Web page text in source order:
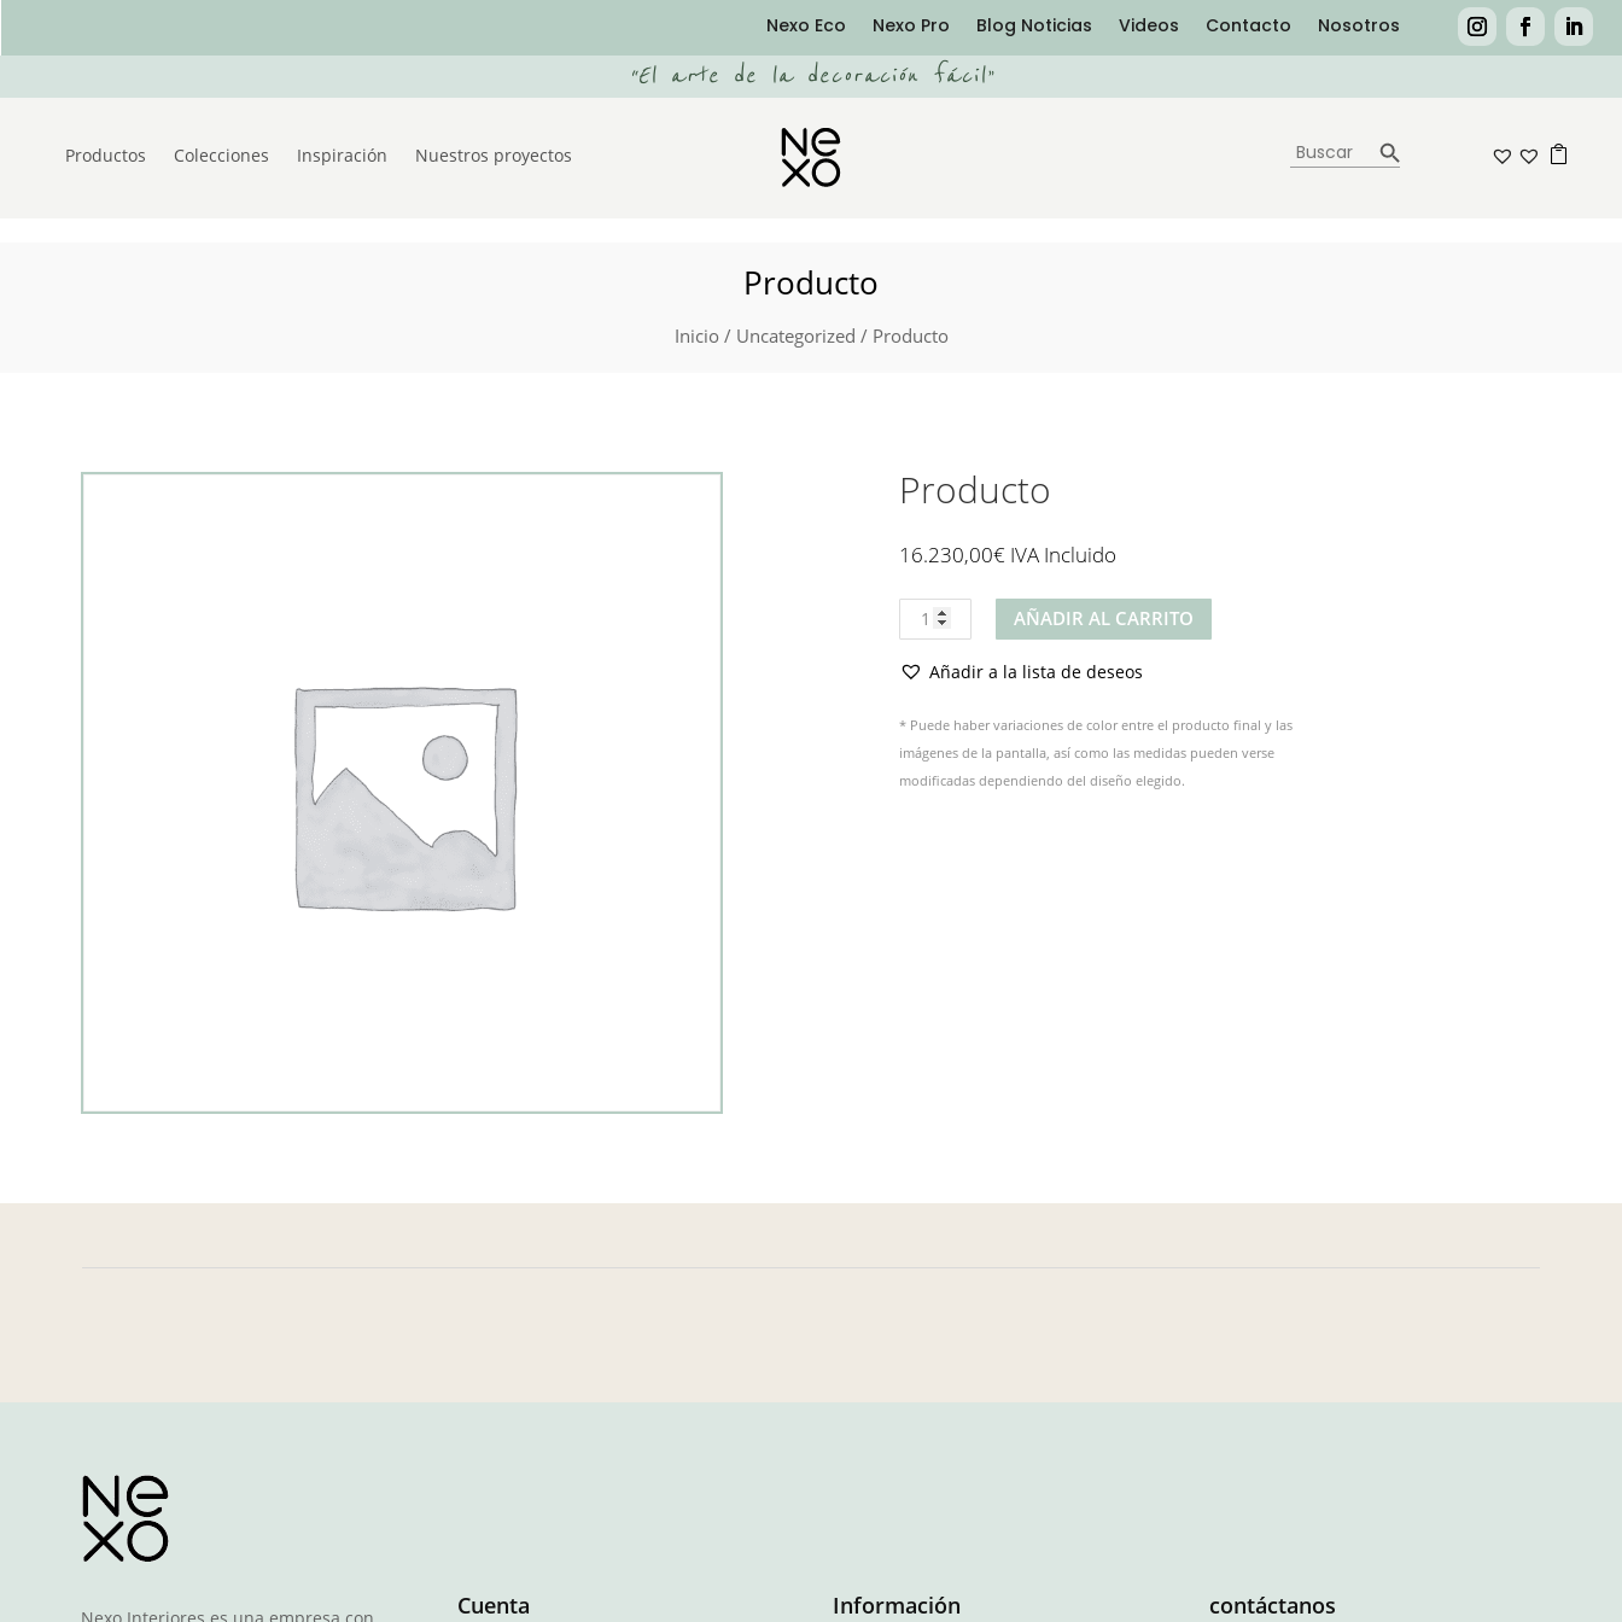
Nexo Eco Nexo Pro Blog Noticias Videos Contacto Nosotros
“El arte de la decoración fácil”
Productos Colecciones Inspiración Nuestros proyectos
Producto
Inicio / Uncategorized / Producto
Producto
16.230,00€ IVA Incluido
Producto
cantidad
AÑADIR AL CARRITO
Añadir a la lista de deseos
* Puede haber variaciones de color entre el producto final y las
imágenes de la pantalla, así como las medidas pueden verse
modificadas dependiendo del diseño elegido.
Cuenta Información contáctanos